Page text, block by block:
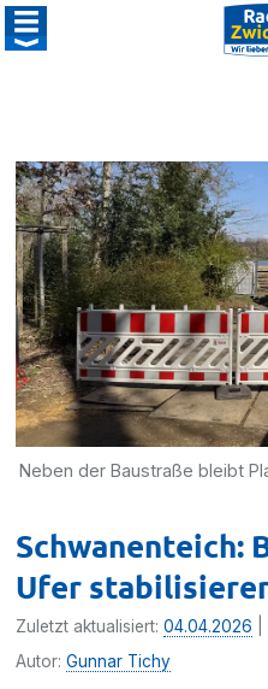
Neben der Baustraße bleibt
Schwanenteich:
Ufer
Zuletzt aktualisiert:04.04.2026
Autor:Gunnar Tichy